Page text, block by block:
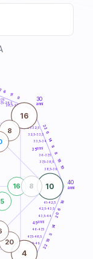
30
anni
40
anni
28,5
28,5-29
31-32,5
32,5-33,5
33,5-34
36-37,5
37,5-38,5
38,5-39
41-42,5
42,5-43,5
43,5-44
46-47,5
47,5-48,5
48,5-49
6
11
9
22
6
14
8
8
18
10
16
6
20
14
5
18
22
10
16
4
5
16 8
8
20
35anni
45anni